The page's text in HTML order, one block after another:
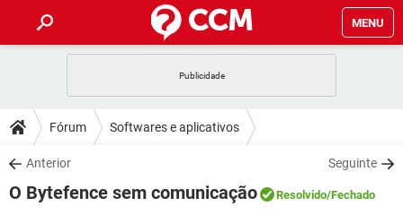
MENU
CELULAR FACEBOOK
OUTLOOK
INSTAGRAM GMAIL
DICAS
JOGOS WHATSAPP
DOWNLOADS
JOGOS WHATSAPP
FÓRUM
Fórum Softwares e aplicativos
Anterior Seguinte
O Bytefence sem comunicação Resolvido/Fechado